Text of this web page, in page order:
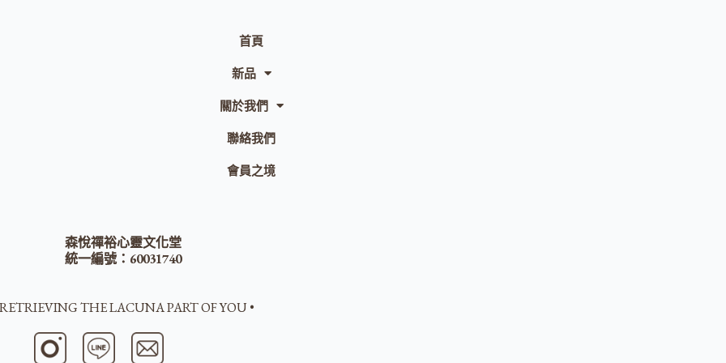
首頁
新品
關於我們
聯絡我們
會員之境
森悅禪裕心靈文化堂
統一編號：60031740
THE LACUNA PART OF YOU •